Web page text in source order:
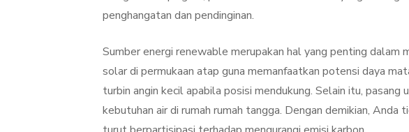
penghangatan dan pendinginan.
Sumber energi renewable merupakan hal yang penting dalam
solar di permukaan atap guna memanfaatkan potensi daya
turbin angin kecil apabila posisi mendukung. Selain itu, pasang
kebutuhan air di rumah rumah tangga. Dengan demikian,